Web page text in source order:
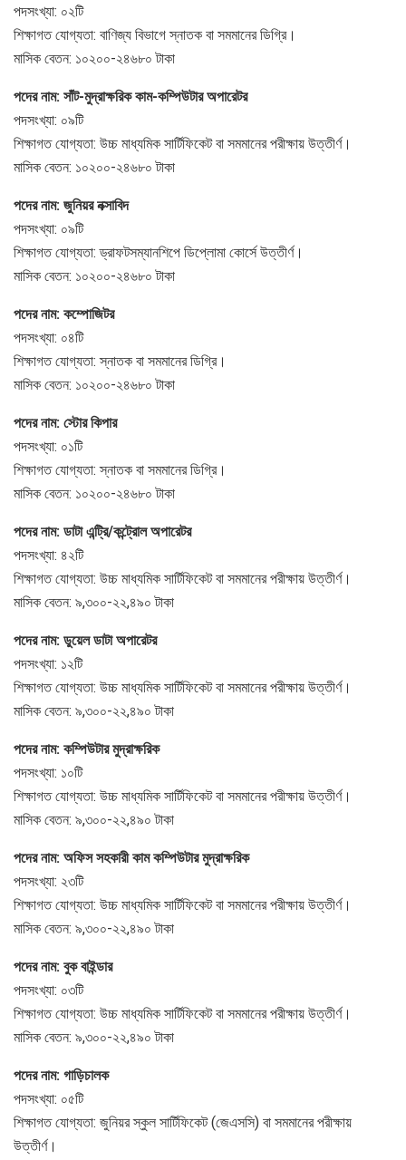
পদসংখ্যা: ০২টি
শিক্ষাগত যোগ্যতা: বাণিজ্য বিভাগে স্নাতক বা সমমানের ডিগ্রি।
মাসিক বেতন: ১০২০০-২৪৬৮০ টাকা
পদের নাম: সাঁট-মুদ্রাক্ষরিক কাম-কম্পিউটার অপারেটর
পদসংখ্যা: ০৯টি
শিক্ষাগত যোগ্যতা: উচ্চ মাধ্যমিক সার্টিফিকেট বা সমমানের পরীক্ষায় উত্তীর্ণ।
মাসিক বেতন: ১০২০০-২৪৬৮০ টাকা
পদের নাম: জুনিয়র নক্সাবিদ
পদসংখ্যা: ০৯টি
শিক্ষাগত যোগ্যতা: ড্রাফটসম্যানশিপে ডিপ্লোমা কোর্সে উত্তীর্ণ।
মাসিক বেতন: ১০২০০-২৪৬৮০ টাকা
পদের নাম: কম্পোজিটর
পদসংখ্যা: ০৪টি
শিক্ষাগত যোগ্যতা: স্নাতক বা সমমানের ডিগ্রি।
মাসিক বেতন: ১০২০০-২৪৬৮০ টাকা
পদের নাম: স্টোর কিপার
পদসংখ্যা: ০১টি
শিক্ষাগত যোগ্যতা: স্নাতক বা সমমানের ডিগ্রি।
মাসিক বেতন: ১০২০০-২৪৬৮০ টাকা
পদের নাম: ডাটা এন্ট্রি/কন্ট্রোল অপারেটর
পদসংখ্যা: ৪২টি
শিক্ষাগত যোগ্যতা: উচ্চ মাধ্যমিক সার্টিফিকেট বা সমমানের পরীক্ষায় উত্তীর্ণ।
মাসিক বেতন: ৯,৩০০-২২,৪৯০ টাকা
পদের নাম: ডুয়েল ডাটা অপারেটর
পদসংখ্যা: ১২টি
শিক্ষাগত যোগ্যতা: উচ্চ মাধ্যমিক সার্টিফিকেট বা সমমানের পরীক্ষায় উত্তীর্ণ।
মাসিক বেতন: ৯,৩০০-২২,৪৯০ টাকা
পদের নাম: কম্পিউটার মুদ্রাক্ষরিক
পদসংখ্যা: ১০টি
শিক্ষাগত যোগ্যতা: উচ্চ মাধ্যমিক সার্টিফিকেট বা সমমানের পরীক্ষায় উত্তীর্ণ।
মাসিক বেতন: ৯,৩০০-২২,৪৯০ টাকা
পদের নাম: অফিস সহকারী কাম কম্পিউটার মুদ্রাক্ষরিক
পদসংখ্যা: ২৩টি
শিক্ষাগত যোগ্যতা: উচ্চ মাধ্যমিক সার্টিফিকেট বা সমমানের পরীক্ষায় উত্তীর্ণ।
মাসিক বেতন: ৯,৩০০-২২,৪৯০ টাকা
পদের নাম: বুক বাইন্ডার
পদসংখ্যা: ০৩টি
শিক্ষাগত যোগ্যতা: উচ্চ মাধ্যমিক সার্টিফিকেট বা সমমানের পরীক্ষায় উত্তীর্ণ।
মাসিক বেতন: ৯,৩০০-২২,৪৯০ টাকা
পদের নাম: গাড়িচালক
পদসংখ্যা: ০৫টি
শিক্ষাগত যোগ্যতা: জুনিয়র স্কুল সার্টিফিকেট (জেএসসি) বা সমমানের পরীক্ষায়
উত্তীর্ণ।